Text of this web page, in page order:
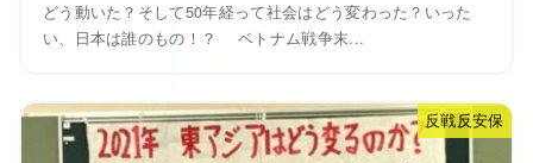
どう動いた？そして50年経って社会はどう変わった？いった
い、日本は誰のもの！？ ベトナム戦争末...
反戦反安保